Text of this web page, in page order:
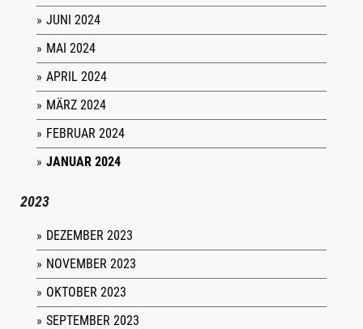
JUNI 2024
MAI 2024
APRIL 2024
MÄRZ 2024
FEBRUAR 2024
JANUAR 2024
2023
DEZEMBER 2023
NOVEMBER 2023
OKTOBER 2023
SEPTEMBER 2023